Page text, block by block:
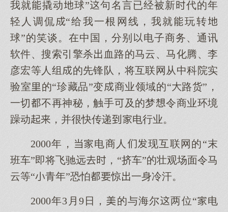
我就撬动球”句名言已经被新代的年
轻人调侃“给我一根网线，我就玩转
球”的笑谈。在中国，分别电子商务、通讯
软件、搜索引擎杀血路的马云、马化腾、李
彦宏等人组的先锋队，将互联网从中科院实
验室的“珍藏品”变商业领域的“路货”，
一切不再神秘，触手及的梦令商业环境
躁动，并很快传递电行业。
2000年，电商人现互联网的“末
班车”即将飞驰远，“挤车”的壮观场面令马
云等“青年”恐怕惊一身冷汗。
2000年3月9日，的与海尔两位“电